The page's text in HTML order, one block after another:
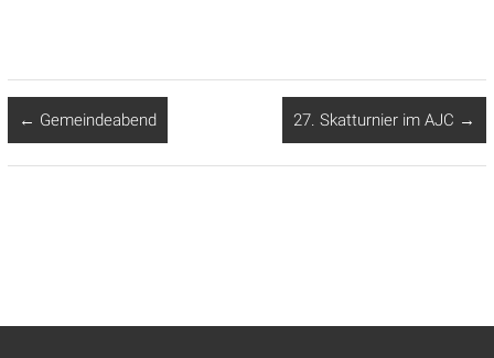
← Gemeindeabend 27. Skatturnier im AJC →